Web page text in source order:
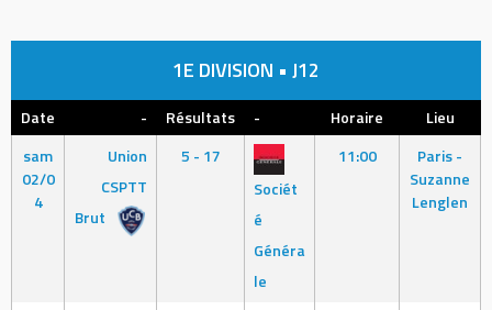
1E DIVISION • J12
Date - Résultats - Horaire
Lieu
sam
02/0
4
Union
CSPTT
Brut
5 - 17
Sociét
é
Généra
le
11:00
Paris -
Suzanne
Lenglen